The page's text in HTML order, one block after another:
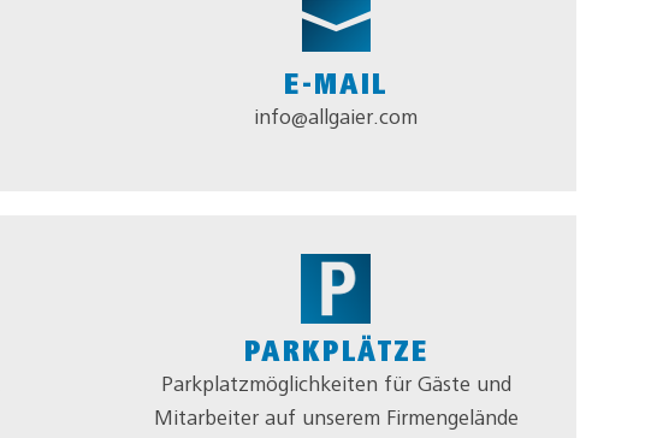
E-MAIL
info@allgaier.com
PARKPLÄTZE
Parkplatzmöglichkeiten für Gäste und
Mitarbeiter auf unserem Firmengelände